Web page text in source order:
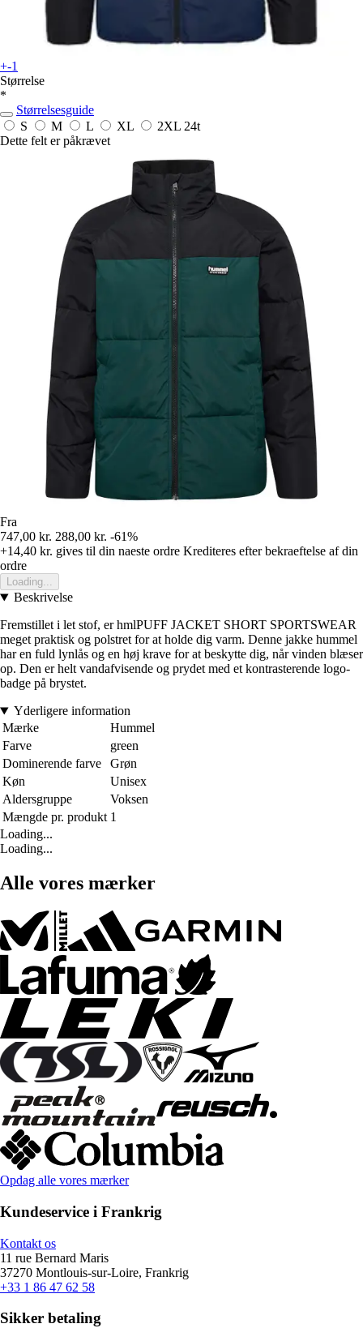
+-1
Størrelse
*
Størrelsesguide
S
M L XL 2XL 24t
Dette felt er påkrævet
Fra
747,00 kr. 288,00 kr. -61%
+14,40 kr. gives til din naeste ordre Krediteres efter bekraeftelse af din
ordre
Loading...
Beskrivelse
Fremstillet i let stof, er hmlPUFF JACKET SHORT SPORTSWEAR
meget praktisk og polstret for at holde dig varm. Denne jakke hummel
har en fuld lynlås og en høj krave for at beskytte dig, når vinden blæser
op. Den er helt vandafvisende og prydet med et kontrasterende logo-
badge på brystet.
Yderligere information
Mærke
Hummel
Farve
green
Dominerende farve
Grøn
Køn
Unisex
Aldersgruppe
Voksen
Mængde pr. produkt 1
Loading...
Loading...
Alle vores mærker
Opdag alle vores mærker
Kundeservice i Frankrig
Kontakt os
11 rue Bernard Maris
37270 Montlouis-sur-Loire, Frankrig
+33 1 86 47 62 58
Sikker betaling